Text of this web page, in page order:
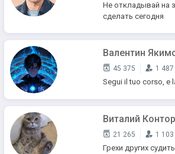
Не откладывай на
сделать сегодня
Валентин
45 375 1 487
Segui il tuo corso, e
Виталий
21 265 1 103
Грехи других